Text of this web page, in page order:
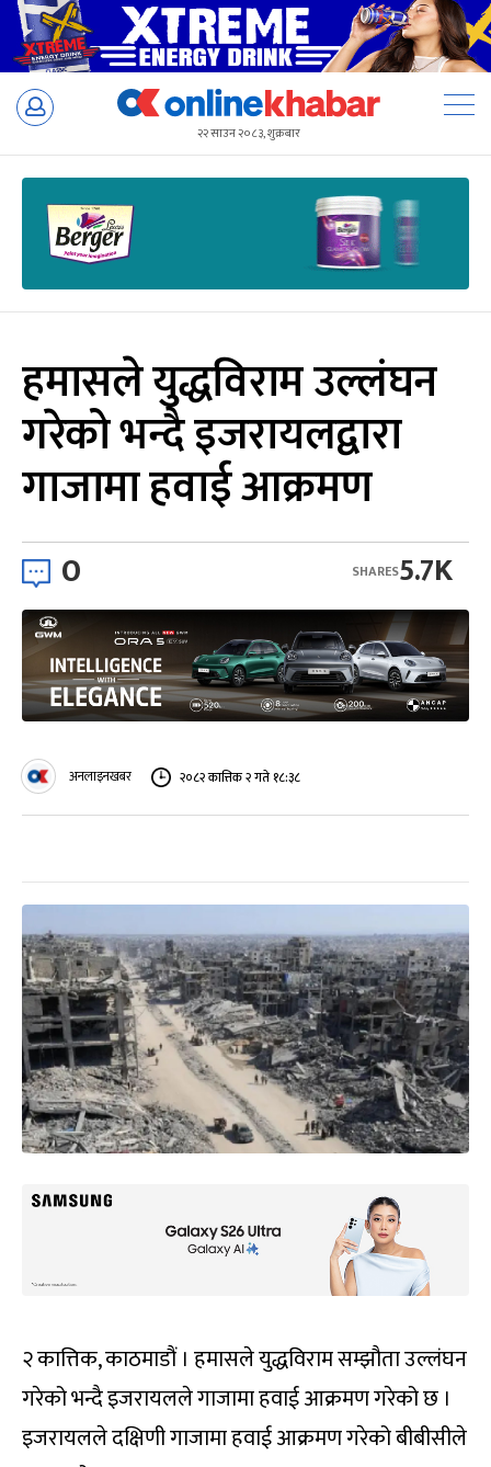
Skip
२२ साउन २०८३, शुक्रबार
हमासले युद्धविराम उल्लंघन
गरेको भन्दै इजरायलद्वारा
गाजामा हवाई आक्रमण
0 5.7K
SHARES
अनलाइनखबर २०८२ कात्तिक २ गते १८:३८
२ कात्तिक, काठमाडौं । हमासले युद्धविराम सम्झौता उल्लंघन
गरेको भन्दै इजरायलले गाजामा हवाई आक्रमण गरेको छ ।
इजरायलले दक्षिणी गाजामा हवाई आक्रमण गरेको बीबीसीले